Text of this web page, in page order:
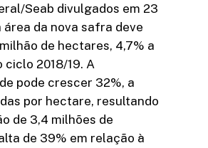
Seab divulgados em 23
área da nova safra deve
de hectares, 4,7% a
ciclo 2018/19. A
pode crescer 32%, a
por hectare, resultando
de 3,4 milhões de
de 39% em relação à